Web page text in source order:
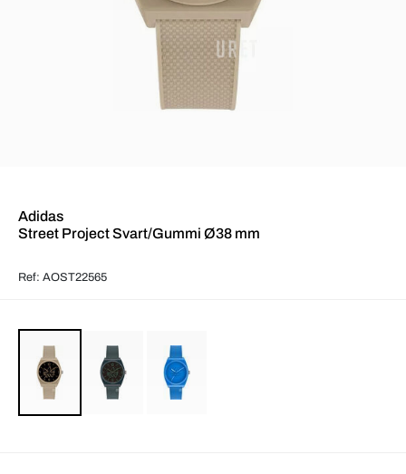
Adidas
Street Project Svart/Gummi Ø38 mm
Ref: AOST22565